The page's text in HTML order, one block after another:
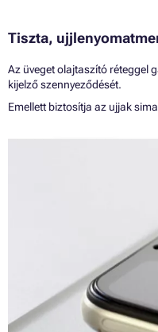
Tiszta,
Az üveget olajtaszító réteggel
kijelző szennyeződését.
Emellett biztosítja az ujjak